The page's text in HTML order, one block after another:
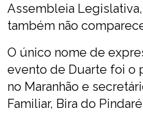
Assembleia
também não
O único nome de
evento de Duarte foi o
no Maranhão e
Familiar, Bira do